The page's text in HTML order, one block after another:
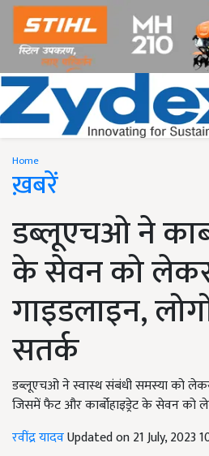
Home
ख़बरें
डब्लूएचओ ने
के सेवन को लेकर
गाइडलाइन,
सतर्क
डब्लूएचओ ने स्वास्थ संबंधी समस्या को
जिसमें फैट और कार्बोहाइड्रेट के सेवन को
रवींद्र यादवUpdated on 21 July, 2023